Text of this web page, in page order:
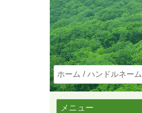
ホーム ハンドルネー
メニュー